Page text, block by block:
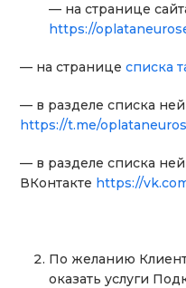
— на странице
https://
— на страницесписка
— в разделе списка
https://t.me/
— в разделе списка
ВКонтакте https://
По желанию
оказать услуги